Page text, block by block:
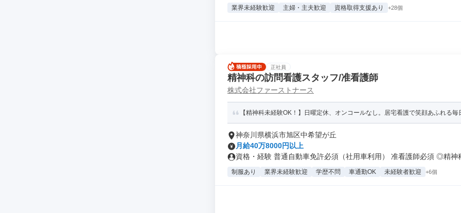
業界未経験歓迎 主婦・主夫歓迎 資格取得支援あり +28個
正社員
精神科の訪問看護スタッフ/准看護師
株式会社ファーストナース
【精神科未経験OK！】日曜定休、オンコールなし。居宅看護で笑顔あふれる
神奈川県横浜市旭区中希望が丘
月給40万8000円以上
資格・経験 普通自動車免許必須（社用車利用） 准看護師必須 ◎精神
制服あり 業界未経験歓迎 学歴不問 車通勤OK 未経験者歓迎 +6個